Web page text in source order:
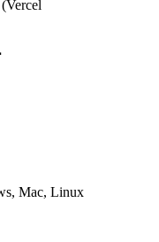
Mac, Linux